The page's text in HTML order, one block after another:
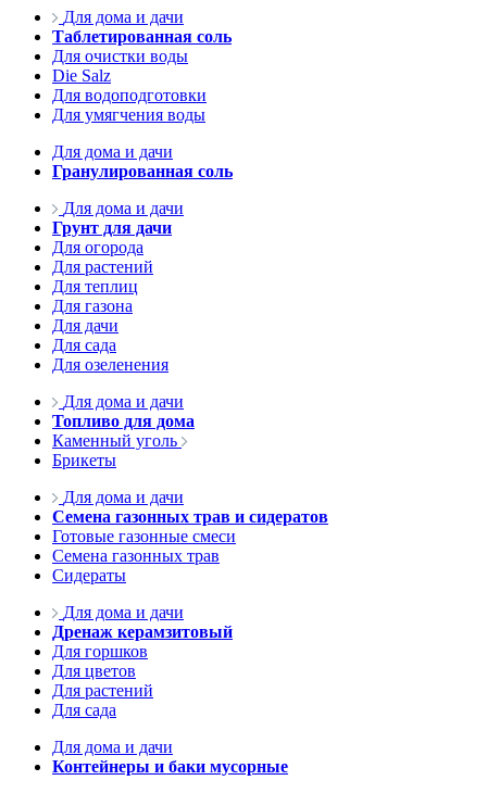
Для дома и дачи
Таблетированная соль
Для очистки воды
Die Salz
Для водоподготовки
Для умягчения воды
Для дома и дачи
Гранулированная соль
Для дома и дачи
Грунт для дачи
Для огорода
Для растений
Для теплиц
Для газона
Для дачи
Для сада
Для озеленения
Для дома и дачи
Топливо для дома
Каменный уголь
Брикеты
Для дома и дачи
Семена газонных трав и сидератов
Готовые газонные смеси
Семена газонных трав
Сидераты
Для дома и дачи
Дренаж керамзитовый
Для горшков
Для цветов
Для растений
Для сада
Для дома и дачи
Контейнеры и баки мусорные